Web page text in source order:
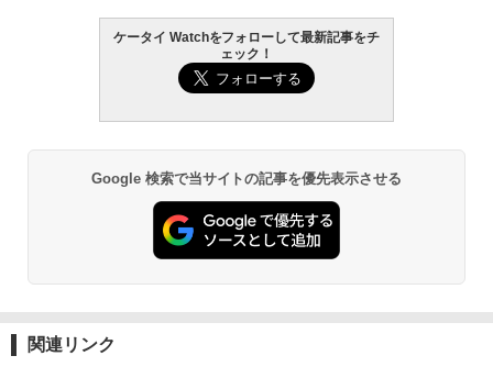
ケータイ Watchをフォローして最新記事をチ
ェック！
Google 検索で当サイトの記事を優先表示させる
関連リンク